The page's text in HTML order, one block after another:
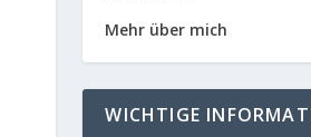
Mehr über mich
WICHTIGE